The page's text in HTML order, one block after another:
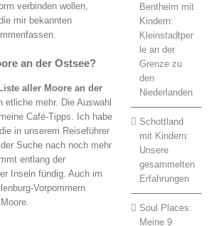
verbinden wollen,
mir bekannten
an der Ostsee?
aller Moore an der
etliche mehr. Die Auswahl
Café-Tipps. Ich habe
in unserem Reiseführer
Suche nach noch mehr
entlang der
Inseln fündig. Auch im
Vorpommern
Bentheim mit
Kindern:
Kleinstadtper
le an der
Grenze zu
den
Niederlanden
Schottland
mit Kindern:
Unsere
gesammelten
Erfahrungen
Soul Places:
Meine 9